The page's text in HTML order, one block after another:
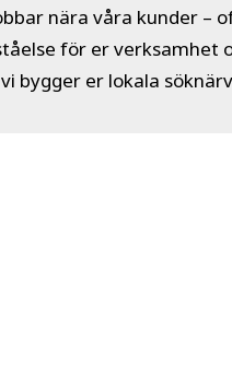
nära våra kunder –
för er verksamhet
bygger er lokala